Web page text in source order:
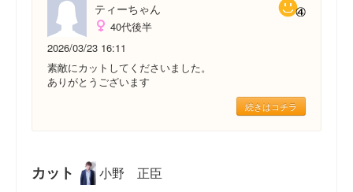
ティーちゃん
40代後半
2026/03/23 16:11
素敵にカットしてくださいました。
ありがとうございます
続きはコチラ
カット 小野 正臣